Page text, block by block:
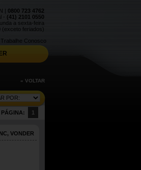
| 0800 723 4762
- (41) 2101 0550
a sexta-feira
(exceto feriados)
Trabalhe Conosco
« VOLTAR
PÁGINA: 1
VONDER